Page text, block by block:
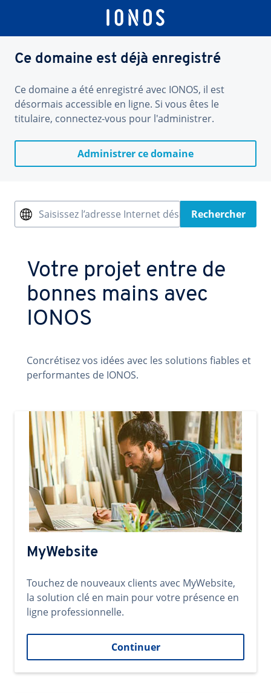
Ce domaine est déjà enregistré
Ce domaine a été enregistré avec IONOS, il est
désormais accessible en ligne. Si vous êtes le
titulaire, connectez-vous pour l'administrer.
Administrer ce domaine
Saisissez l’adresse Internet désiréeRechercher
Votre projet entre de
bonnes mains avec
IONOS
Concrétisez vos idées avec les solutions fiables et
performantes de IONOS.
MyWebsite
Touchez de nouveaux clients avec MyWebsite,
la solution clé en main pour votre présence en
ligne professionnelle.
Continuer